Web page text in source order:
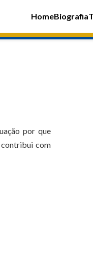
HomeBiografia
por que
contribui com